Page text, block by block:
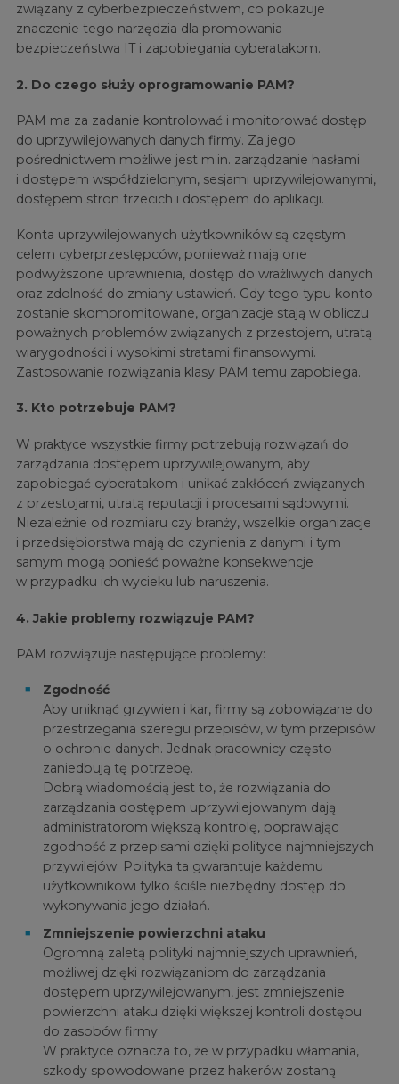
związany z cyberbezpieczeństwem, co pokazuje
znaczenie tego narzędzia dla promowania
bezpieczeństwa IT i zapobiegania cyberatakom.
2. Do czego służy oprogramowanie PAM?
PAM ma za zadanie kontrolować i monitorować dostęp
do uprzywilejowanych danych firmy. Za jego
pośrednictwem możliwe jest m.in. zarządzanie hasłami
i dostępem współdzielonym, sesjami uprzywilejowanymi,
dostępem stron trzecich i dostępem do aplikacji.
Konta uprzywilejowanych użytkowników są częstym
celem cyberprzestępców, ponieważ mają one
podwyższone uprawnienia, dostęp do wrażliwych danych
oraz zdolność do zmiany ustawień. Gdy tego typu konto
zostanie skompromitowane, organizacje stają w obliczu
poważnych problemów związanych z przestojem, utratą
wiarygodności i wysokimi stratami finansowymi.
Zastosowanie rozwiązania klasy PAM temu zapobiega.
3. Kto potrzebuje PAM?
W praktyce wszystkie firmy potrzebują rozwiązań do
zarządzania dostępem uprzywilejowanym, aby
zapobiegać cyberatakom i unikać zakłóceń związanych
z przestojami, utratą reputacji i procesami sądowymi.
Niezależnie od rozmiaru czy branży, wszelkie organizacje
i przedsiębiorstwa mają do czynienia z danymi i tym
samym mogą ponieść poważne konsekwencje
w przypadku ich wycieku lub naruszenia.
4. Jakie problemy rozwiązuje PAM?
PAM rozwiązuje następujące problemy:
Zgodność
Aby uniknąć grzywien i kar, firmy są zobowiązane do
przestrzegania szeregu przepisów, w tym przepisów
o ochronie danych. Jednak pracownicy często
zaniedbują tę potrzebę.
Dobrą wiadomością jest to, że rozwiązania do
zarządzania dostępem uprzywilejowanym dają
administratorom większą kontrolę, poprawiając
zgodność z przepisami dzięki polityce najmniejszych
przywilejów. Polityka ta gwarantuje każdemu
użytkownikowi tylko ściśle niezbędny dostęp do
wykonywania jego działań.
Zmniejszenie powierzchni ataku
Ogromną zaletą polityki najmniejszych uprawnień,
możliwej dzięki rozwiązaniom do zarządzania
dostępem uprzywilejowanym, jest zmniejszenie
powierzchni ataku dzięki większej kontroli dostępu
do zasobów firmy.
W praktyce oznacza to, że w przypadku włamania,
szkody spowodowane przez hakerów zostaną